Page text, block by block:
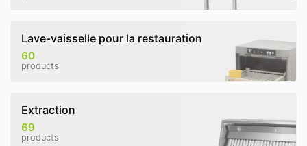
Lave-vaisselle pour la restauration
60
products
Extraction
69
products